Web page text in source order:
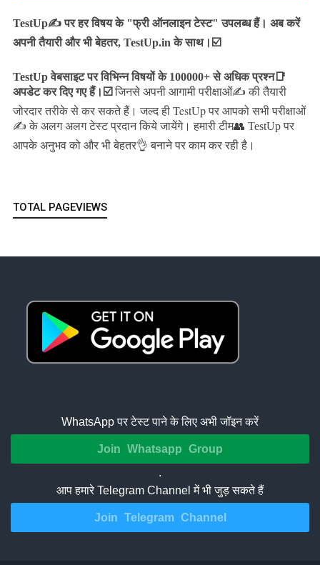
TestUp✍️ पर हर विषय के "फ्री ऑनलाइन टेस्ट" उपलब्ध हैं। अब करें
अपनी तैयारी और भी बेहतर, TestUp.in के साथ।☑️
TestUp वेबसाइट पर विभिन्न विषयों के 100000+ से अधिक प्रश्न📑
अपडेट कर दिए गए हैं। ☑️ जिनसे अपनी आगामी परीक्षाओं✍️ की तैयारी
जोरदार तरीके से कर सकते हैं।जल्द ही TestUp पर आपको सभी परीक्षाओं
✍️ के अलग अलग टेस्ट प्रदान किये जायेंगे। हमारी टीम👥 TestUp पर
आपके अनुभव को और भी बेहतर👌 बनाने पर काम कर रही है।
TOTAL PAGEVIEWS
WhatsApp पर टेस्ट पाने के लिए अभी जॉइन करें
Join Whatsapp Group
.
आप हमारे Telegram Channel में भी जुड़ सकते हैं
Join Telegram Channel